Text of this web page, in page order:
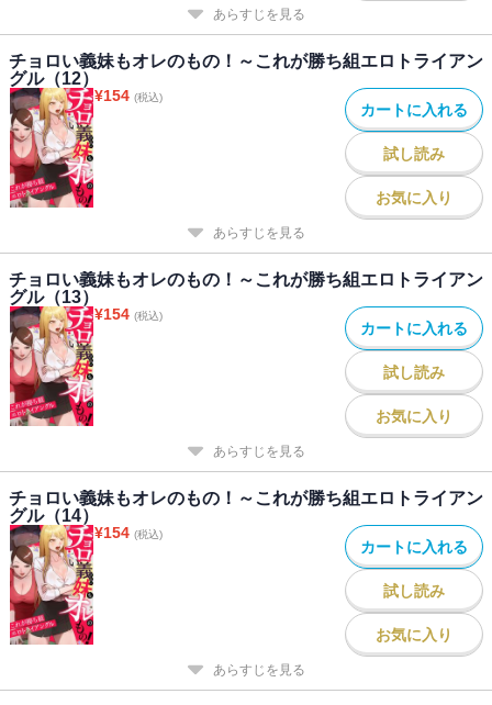
あらすじを見る
チョロい義妹もオレのもの！～これが勝ち組エロトライアン
グル（12）
¥154 (税込)
カートに入れる
試し読み
お気に入り
あらすじを見る
チョロい義妹もオレのもの！～これが勝ち組エロトライアン
グル（13）
¥154 (税込)
カートに入れる
試し読み
お気に入り
あらすじを見る
チョロい義妹もオレのもの！～これが勝ち組エロトライアン
グル（14）
¥154 (税込)
カートに入れる
試し読み
お気に入り
あらすじを見る